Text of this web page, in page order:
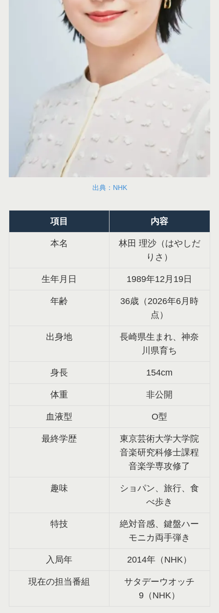
出典：NHK
項目 内容
本名
林田 理沙（はやしだ
りさ）
生年月日 1989年12月19日
年齢
36歳（2026年6月時
点）
出身地
長崎県生まれ、神奈
川県育ち
身長 154cm
体重 非公開
血液型 O型
最終学歴
東京芸術大学大学院
音楽研究科修士課程
音楽学専攻修了
趣味
ショパン、旅行、食
べ歩き
特技
絶対音感、鍵盤ハー
モニカ両手弾き
入局年 2014年（NHK）
現在の担当番組
サタデーウオッチ
9（NHK）